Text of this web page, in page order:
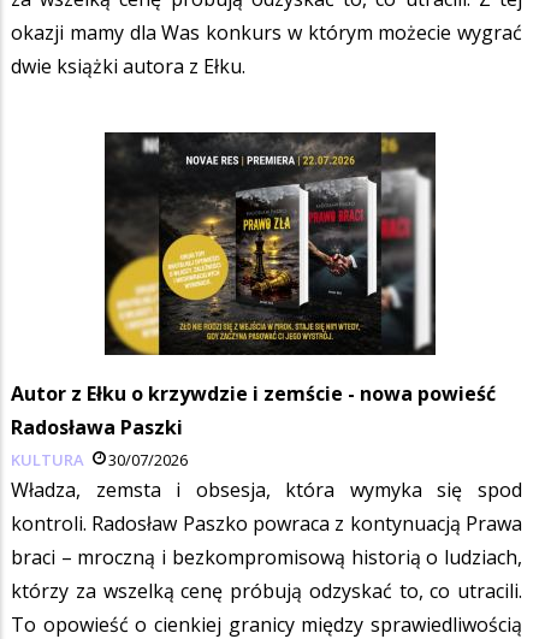
okazji mamy dla Was konkurs w którym możecie wygrać
dwie książki autora z Ełku.
Autor z Ełku o krzywdzie i zemście - nowa powieść
Radosława Paszki
KULTURA 30/07/2026
Władza, zemsta i obsesja, która wymyka się spod
kontroli. Radosław Paszko powraca z kontynuacją Prawa
braci – mroczną i bezkompromisową historią o ludziach,
którzy za wszelką cenę próbują odzyskać to, co utracili.
To opowieść o cienkiej granicy między sprawiedliwością